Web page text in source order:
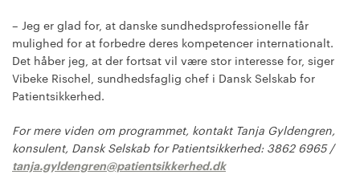
– Jeg er glad for, at danske sundhedsprofessionelle får
mulighed for at forbedre deres kompetencer internationalt.
Det håber jeg, at der fortsat vil være stor interesse for, siger
Vibeke Rischel, sundhedsfaglig chef i Dansk Selskab for
Patientsikkerhed.
For mere viden om programmet, kontakt Tanja Gyldengren,
konsulent, Dansk Selskab for Patientsikkerhed: 3862 6965 /
tanja.gyldengren@patientsikkerhed.dk